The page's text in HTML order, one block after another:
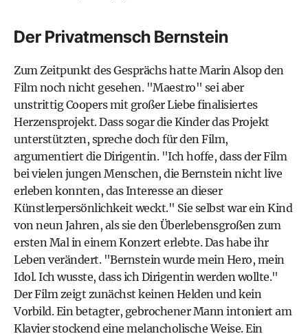
Der Privatmensch Bernstein
Zum Zeitpunkt des Gesprächs hatte Marin Alsop den
Film noch nicht gesehen. "Maestro" sei aber
unstrittig Coopers mit großer Liebe finalisiertes
Herzensprojekt. Dass sogar die Kinder das Projekt
unterstützten, spreche doch für den Film,
argumentiert die Dirigentin. "Ich hoffe, dass der Film
bei vielen jungen Menschen, die Bernstein nicht live
erleben konnten, das Interesse an dieser
Künstlerpersönlichkeit weckt." Sie selbst war ein Kind
von neun Jahren, als sie den Überlebensgroßen zum
ersten Mal in einem Konzert erlebte. Das habe ihr
Leben verändert. "Bernstein wurde mein Hero, mein
Idol. Ich wusste, dass ich Dirigentin werden wollte."
Der Film zeigt zunächst keinen Helden und kein
Vorbild. Ein betagter, gebrochener Mann intoniert am
Klavier stockend eine melancholische Weise. Ein